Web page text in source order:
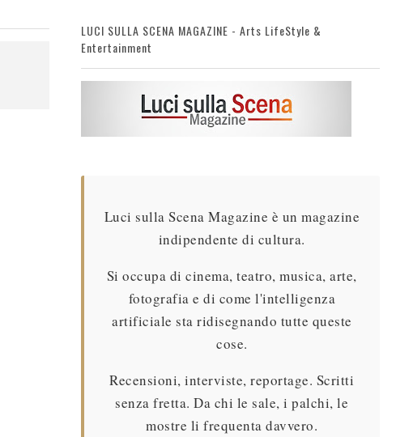
LUCI SULLA SCENA MAGAZINE - Arts LifeStyle &
Entertainment
Luci sulla Scena Magazine è un magazine
indipendente di cultura.
Si occupa di cinema, teatro, musica, arte,
fotografia e di come l'intelligenza
artificiale sta ridisegnando tutte queste
cose.
Recensioni, interviste, reportage. Scritti
senza fretta. Da chi le sale, i palchi, le
mostre li frequenta davvero.